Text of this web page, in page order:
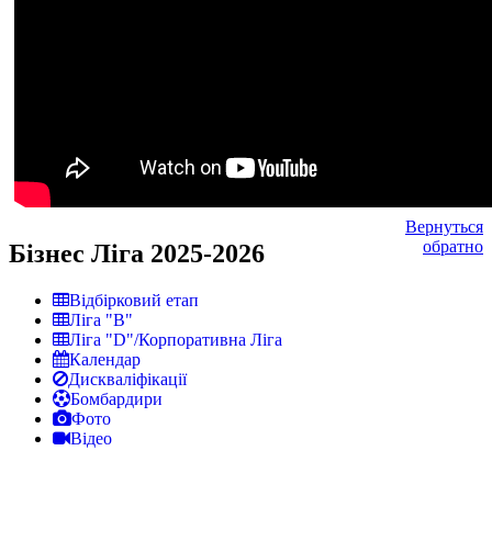
Вернуться
обратно
Бізнес Ліга 2025-2026
Відбірковий етап
Ліга "В"
Ліга "D"/Корпоративна Ліга
Календар
Дискваліфікації
Бомбардири
Фото
Відео